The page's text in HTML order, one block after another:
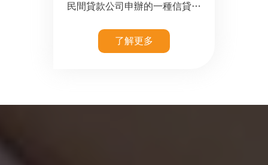
民間貸款公司申辦的一種信貸融
民間貸款公司簽訂協議
了解更多